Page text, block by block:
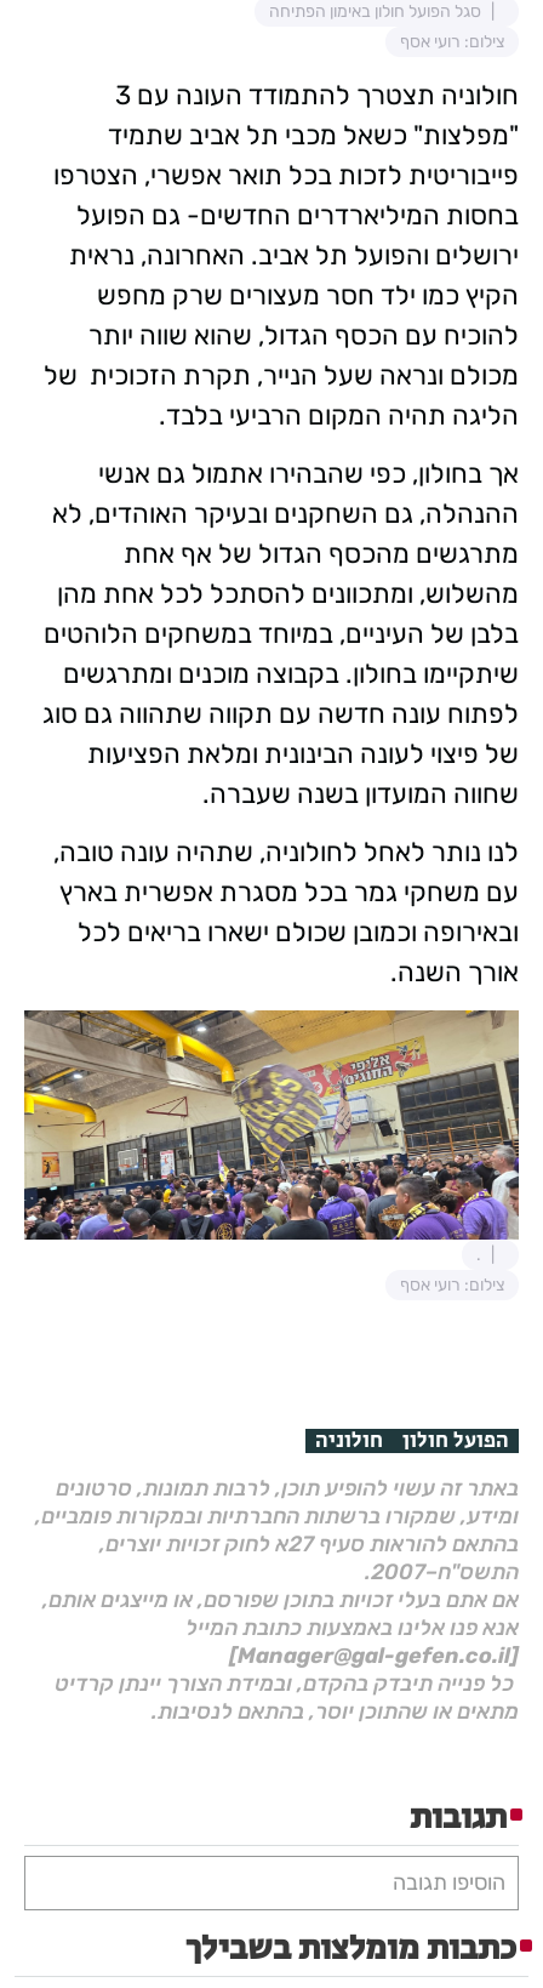
סגל הפועל חולון באימון הפתיחה
צילום: רועי אסף
חולוניה תצטרך להתמודד העונה עם 3
"מפלצות" כשאל מכבי תל אביב שתמיד
פייבוריטית לזכות בכל תואר אפשרי, הצטרפו
בחסות המיליארדרים החדשים- גם הפועל
ירושלים והפועל תל אביב. האחרונה, נראית
הקיץ כמו ילד חסר מעצורים שרק מחפש
להוכיח עם הכסף הגדול, שהוא שווה יותר
מכולם ונראה שעל הנייר, תקרת הזכוכית של
הליגה תהיה המקום הרביעי בלבד.
אך בחולון, כפי שהבהירו אתמול גם אנשי
ההנהלה, גם השחקנים ובעיקר האוהדים, לא
מתרגשים מהכסף הגדול של אף אחת
מהשלוש, ומתכוונים להסתכל לכל אחת מהן
בלבן של העיניים, במיוחד במשחקים הלוהטים
שיתקיימו בחולון. בקבוצה מוכנים ומתרגשים
לפתוח עונה חדשה עם תקווה שתהווה גם סוג
של פיצוי לעונה הבינונית ומלאת הפציעות
שחווה המועדון בשנה שעברה.
לנו נותר לאחל לחולוניה, שתהיה עונה טובה,
עם משחקי גמר בכל מסגרת אפשרית בארץ
ובאירופה וכמובן שכולם ישארו בריאים לכל
אורך השנה.
.
צילום: רועי אסף
הפועל חולון חולוניה
באתר זה עשוי להופיע תוכן, לרבות תמונות, סרטונים
ומידע, שמקורו ברשתות החברתיות ובמקורות פומביים,
בהתאם להוראות סעיף 27א לחוק זכויות יוצרים,
התשס"ח–2007.
אם אתם בעלי זכויות בתוכן שפורסם, או מייצגים אותם,
אנא פנו אלינו באמצעות כתובת המייל
[Manager@gal-gefen.co.il]
כל פנייה תיבדק בהקדם, ובמידת הצורך יינתן קרדיט
מתאים או שהתוכן יוסר, בהתאם לנסיבות.
תגובות
הוסיפו תגובה
כתבות מומלצות בשבילך